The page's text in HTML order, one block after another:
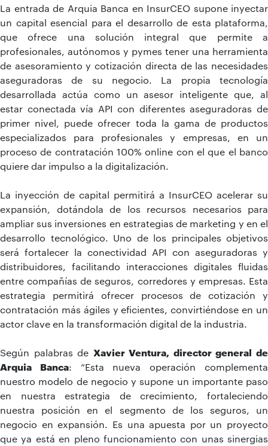
La entrada de Arquia Banca en InsurCEO supone inyectar
un capital esencial para el desarrollo de esta plataforma,
que ofrece una solución integral que permite a
profesionales, autónomos y pymes tener una herramienta
de asesoramiento y cotización directa de las necesidades
aseguradoras de su negocio. La propia tecnología
desarrollada actúa como un asesor inteligente que, al
estar conectada vía API con diferentes aseguradoras de
primer nivel, puede ofrecer toda la gama de productos
especializados para profesionales y empresas, en un
proceso de contratación 100% online con el que el banco
quiere dar impulso a la digitalización.
La inyección de capital permitirá a InsurCEO acelerar su
expansión, dotándola de los recursos necesarios para
ampliar sus inversiones en estrategias de marketing y en el
desarrollo tecnológico. Uno de los principales objetivos
será fortalecer la conectividad API con aseguradoras y
distribuidores, facilitando interacciones digitales fluidas
entre compañías de seguros, corredores y empresas. Esta
estrategia permitirá ofrecer procesos de cotización y
contratación más ágiles y eficientes, convirtiéndose en un
actor clave en la transformación digital de la industria.
Según palabras de Xavier Ventura, director general de
Arquia Banca: “Esta nueva operación complementa
nuestro modelo de negocio y supone un importante paso
en nuestra estrategia de crecimiento, fortaleciendo
nuestra posición en el segmento de los seguros, un
negocio en expansión. Es una apuesta por un proyecto
que ya está en pleno funcionamiento con unas sinergias